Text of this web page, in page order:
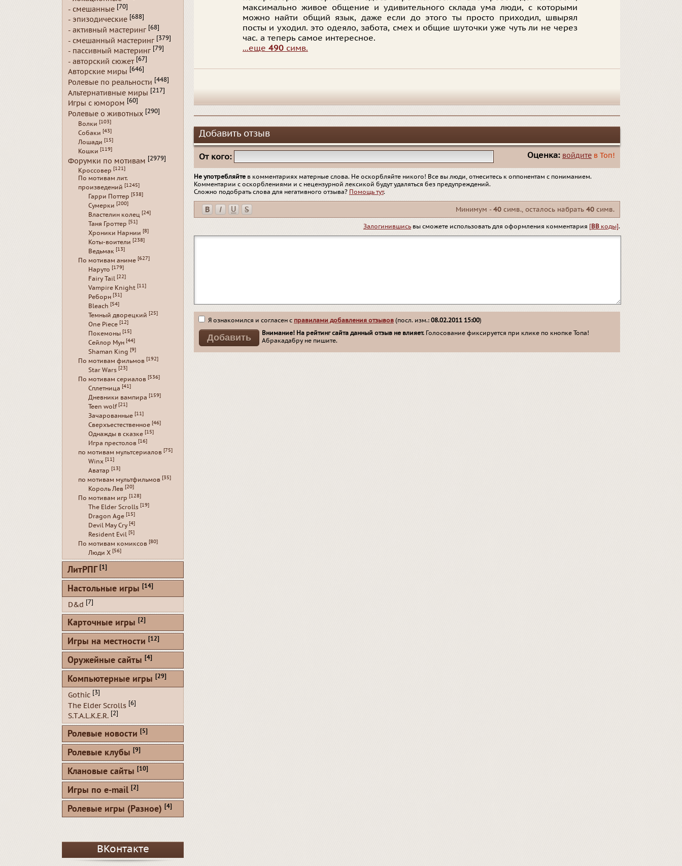
максимально живое общение и удивительного склада ума люди, с которыми
можно найти общий язык, даже если до этого ты просто приходил, швырял
посты и уходил. это одеяло, забота, смех и общие шуточки уже чуть ли не через
час. а теперь самое интересное.
...еще 490 симв.
Добавить отзыв
От кого: Оценка: войдите в Топ!
Не употребляйте в комментариях матерные слова. Не оскорбляйте никого! Все вы люди, отнеситесь к оппонентам с пониманием.
Комментарии с оскорблениями и с нецензурной лексикой будут удаляться без предупреждений.
Сложно подобрать слова для негативного отзыва? Помощь тут.
Минимум -40 симв., осталось набрать 40 симв.
Залогинившись вы сможете использовать для оформления комментария [BB коды].
Я ознакомился и согласен с правилами добавления отзывов (посл. изм.: 08.02.2011 15:00)
Внимание! На рейтинг сайта данный отзыв не влияет. Голосование фиксируется при клике по кнопке Топа!
Абракадабру не пишите.
- смешанные [70]
- эпизодические [688]
- активный мастеринг [68]
- смешанный мастеринг [379]
- пассивный мастеринг [79]
- авторский сюжет [67]
Авторские миры [646]
Ролевые по реальности [448]
Альтернативные миры [217]
Игры с юмором [60]
Ролевые о животных [290]
Волки [103]
Собаки [43]
Лошади [15]
Кошки [119]
Форумки по мотивам [2979]
Кроссовер [121]
По мотивам лит.
произведений [1245]
Гарри Поттер [538]
Сумерки [200]
Властелин колец [24]
Таня Гроттер [51]
Хроники Нарнии [8]
Коты-воители [238]
Ведьмак [13]
По мотивам аниме [627]
Наруто [179]
Fairy Tail [22]
Vampire Knight [11]
Реборн [31]
Bleach [54]
Темный дворецкий [25]
One Piece [12]
Покемоны [15]
Сейлор Мун [44]
Shaman King [9]
По мотивам фильмов [192]
Star Wars [23]
По мотивам сериалов [536]
Сплетница [41]
Дневники вампира [159]
Teen wolf [21]
Зачарованные [11]
Сверхъестественное [46]
Однажды в сказке [15]
Игра престолов [16]
по мотивам мультсериалов [75]
Winx [11]
Аватар [13]
по мотивам мультфильмов [35]
Король Лев [20]
По мотивам игр [128]
The Elder Scrolls [19]
Dragon Age [15]
Devil May Cry [4]
Resident Evil [5]
По мотивам комиксов [80]
Люди Х [56]
ЛитРПГ [1]
Настольные игры [14]
D&d [7]
Карточные игры [2]
Игры на местности [12]
Оружейные сайты [4]
Компьютерные игры [29]
Gothic [3]
The Elder Scrolls [6]
S.T.A.L.K.E.R. [2]
Ролевые новости [5]
Ролевые клубы [9]
Клановые сайты [10]
Игры по e-mail [2]
Ролевые игры (Разное) [4]
ВКонтакте